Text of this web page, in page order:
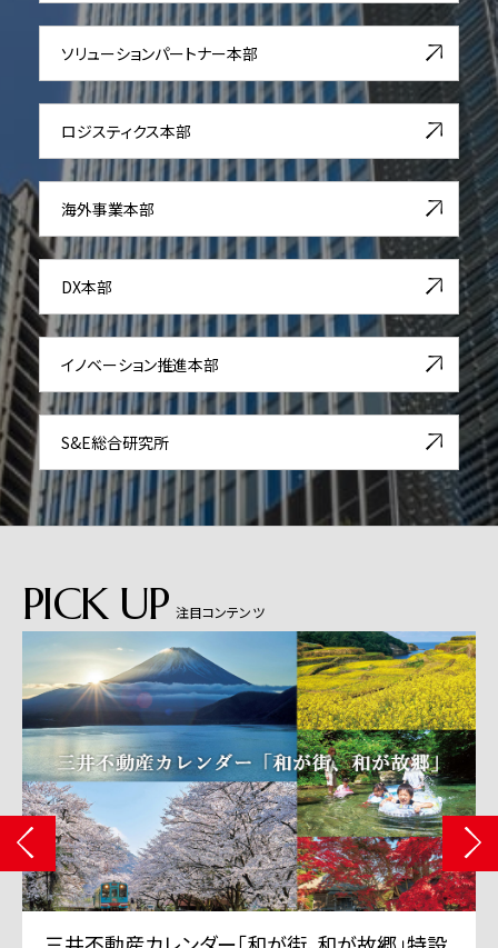
ソリューションパートナー本部
ロジスティクス本部
海外事業本部
DX本部
イノベーション推進本部
S&E総合研究所
PICK UP 注目コンテンツ